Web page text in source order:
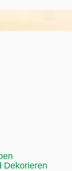
Dekorieren